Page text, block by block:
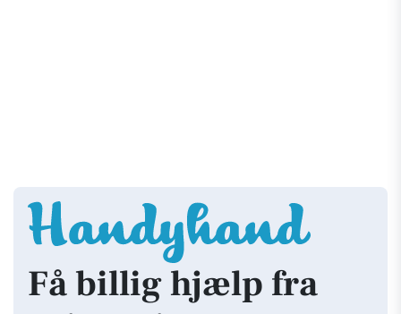
Få billig hjælp fra